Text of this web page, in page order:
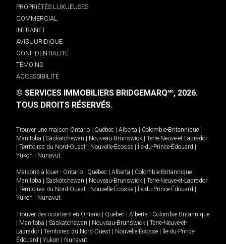
PROPRIÉTÉS LUXUEUSES
COMMERCIAL
INTRANET
AVIS JURIDIQUE
CONFIDENTIALITÉ
TÉMOINS
ACCESSIBILITÉ
© SERVICES IMMOBILIERS BRIDGEMARQMD, 2026.
TOUS DROITS RÉSERVÉS.
Trouver une maison Ontario Québec Alberta Colombie-Britannique
Manitoba
Saskatchewan Nouveau-Brunswick
Terre-Neuve-et-Labrador
Territoires du Nord-Ouest Nouvelle-Écosse Île-du-Prince-Édouard
Yukon
Nunavut.
Maisons à louer - Ontario Québec Alberta Colombie-Britannique
Manitoba
Saskatchewan Nouveau-Brunswick
Terre-Neuve-et-Labrador
Territoires du Nord-Ouest Nouvelle-Écosse Île-du-Prince-Édouard
Yukon
Nunavut.
Trouver des courtiers en Ontario Québec Alberta
Colombie-Britannique
Manitoba Saskatchewan Nouveau-Brunswick
Terre-Neuve-et-
Labrador
Territoires du Nord-Ouest Nouvelle-Écosse
Île-du-Prince-
Édouard
Yukon Nunavut